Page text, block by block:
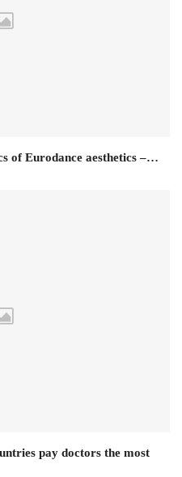
of Eurodance aesthetics –…
pay doctors the most